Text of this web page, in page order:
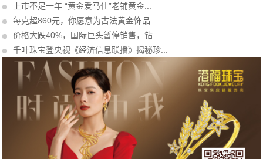
上市不足一年 “黄金爱马仕”老铺黄金...
每克超860元，你愿意为古法黄金饰品...
价格大跌40%，国际巨头暂停销售，钻...
千叶珠宝登央视《经济信息联播》揭秘珍...